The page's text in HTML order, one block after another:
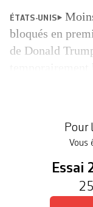
ÉTATS-UNIS
bloqués en
de Donald
M. Trump
Pour
Vous
Essai